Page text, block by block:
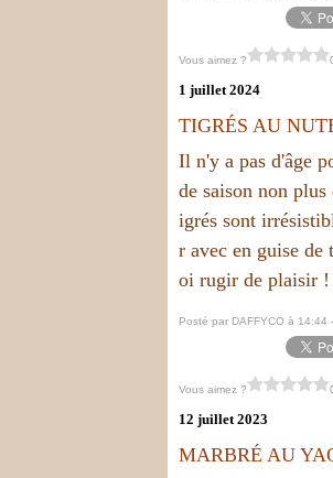
Vous aimez ?
1 juillet 2024
TIGRÉS AU
Il n'y a pas d'âge
de saison non
igrés sont
r avec en guise de
oi rugir de plaisir !
Posté par DAFFYCO à 14:44 -
Vous aimez ?
12 juillet 2023
MARBRÉ AU